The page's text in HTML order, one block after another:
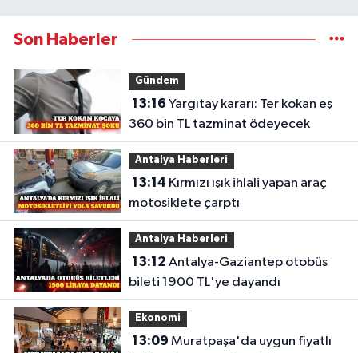
Son Haberler
Gündem
13:16
360 bin TL tazminat ödeyecek
Antalya Haberleri
13:14
motosiklete çarptı
Antalya Haberleri
13:12
bileti 1900 TL'ye dayandı
Ekonomi
13:09